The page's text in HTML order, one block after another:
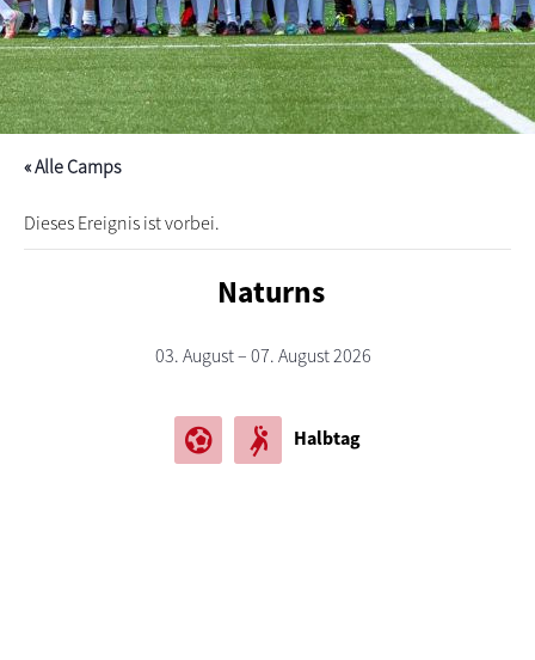
« Alle Camps
Dieses Ereignis ist vorbei.
Naturns
03. August – 07. August 2026
sports_and_outdoors sports_handball Halbtag